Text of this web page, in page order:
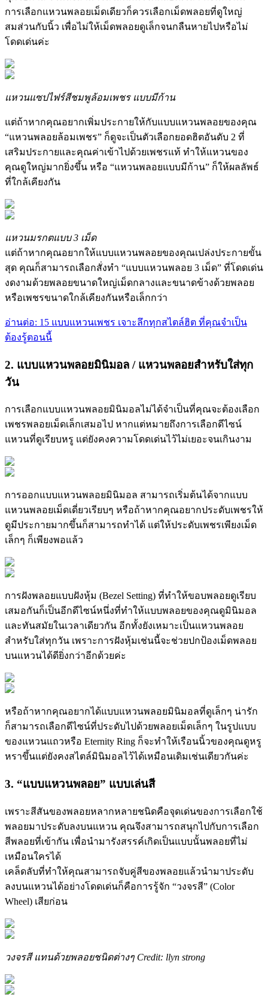
การเลือกแหวนพลอยเม็ดเดียวก็ควรเลือกเม็ดพลอยที่ดูใหญ่
สมส่วนกับนิ้ว เพื่อไม่ให้เม็ดพลอยดูเล็กจนกลืนหายไปหรือไม่
โดดเด่นค่ะ
แหวนแซปไฟร์สีชมพูล้อมเพชร แบบมีก้าน
แต่ถ้าหากคุณอยากเพิ่มประกายให้กับแบบแหวนพลอยของคุณ
“แหวนพลอยล้อมเพชร” ก็ดูจะเป็นตัวเลือกยอดฮิตอันดับ 2 ที่
เสริมประกายและคุณค่าเข้าไปด้วยเพชรแท้ ทำให้แหวนของ
คุณดูใหญ่มากยิ่งขึ้น หรือ “แหวนพลอยแบบมีก้าน” ก็ให้ผลลัพธ์
ที่ใกล้เคียงกัน
แหวนมรกตแบบ 3 เม็ด
แต่ถ้าหากคุณอยากให้แบบแหวนพลอยของคุณเปล่งประกายขั้น
สุด คุณก็สามารถเลือกสั่งทำ “แบบแหวนพลอย 3 เม็ด” ที่โดดเด่น
งดงามด้วยพลอยขนาดใหญ่เม็ดกลางและขนาดข้างด้วยพลอย
หรือเพชรขนาดใกล้เคียงกันหรือเล็กกว่า
อ่านต่อ: 15 แบบแหวนเพชร เจาะลึกทุกสไตล์ฮิต ที่คุณจำเป็น
ต้องรู้ตอนนี้
2. แบบแหวนพลอยมินิมอล / แหวนพลอยสำหรับใส่ทุก
วัน
การเลือกแบบแหวนพลอยมินิมอลไม่ได้จำเป็นที่คุณจะต้องเลือก
เพชรพลอยเม็ดเล็กเสมอไป หากแต่หมายถึงการเลือกดีไซน์
แหวนที่ดูเรียบหรู แต่ยังคงความโดดเด่นไว้ไม่เยอะจนเกินงาม
การออกแบบแหวนพลอยมินิมอล สามารถเริ่มต้นได้จากแบบ
แหวนพลอยเม็ดเดี่ยวเรียบๆ หรือถ้าหากคุณอยากประดับเพชรให้
ดูมีประกายมากขึ้นก็สามารถทำได้ แต่ให้ประดับเพชรเพียงเม็ด
เล็กๆ ก็เพียงพอแล้ว
การฝังพลอยแบบฝังหุ้ม (Bezel Setting) ที่ทำให้ขอบพลอยดูเรียบ
เสมอกันก็เป็นอีกดีไซน์หนึ่งที่ทำให้แบบพลอยของคุณดูมินิมอล
และทันสมัยในเวลาเดียวกัน อีกทั้งยังเหมาะเป็นแหวนพลอย
สำหรับใส่ทุกวัน เพราะการฝังหุ้มเช่นนี้จะช่วยปกป้องเม็ดพลอย
บนแหวนได้ดียิ่งกว่าอีกด้วยค่ะ
หรือถ้าหากคุณอยากได้แบบแหวนพลอยมินิมอลที่ดูเล็กๆ น่ารัก
ก็สามารถเลือกดีไซน์ที่ประดับไปด้วยพลอยเม็ดเล็กๆ ในรูปแบบ
ของแหวนแถวหรือ Eternity Ring ก็จะทำให้เรือนนิ้วของคุณดูหรู
หราขึ้นแต่ยังคงสไตล์มินิมอลไว้ได้เหมือนเดิมเช่นเดียวกันค่ะ
3. “แบบแหวนพลอย” แบบเล่นสี
เพราะสีสันของพลอยหลากหลายชนิดคือจุดเด่นของการเลือกใช้
พลอยมาประดับลงบนแหวน คุณจึงสามารถสนุกไปกับการเลือก
สีพลอยที่เข้ากัน เพื่อนำมารังสรรค์เกิดเป็นแบบนั้นพลอยที่ไม่
เหมือนใครได้
เคล็ดลับที่ทำให้คุณสามารถจับคู่สีของพลอยแล้วนำมาประดับ
ลงบนแหวนได้อย่างโดดเด่นก็คือการรู้จัก “วงจรสี” (Color
Wheel) เสียก่อน
วงจรสี แทนด้วยพลอยชนิดต่างๆ Credit: llyn strong